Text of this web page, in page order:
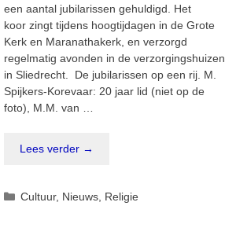
een aantal jubilarissen gehuldigd. Het
koor zingt tijdens hoogtijdagen in de Grote
Kerk en Maranathakerk, en verzorgd
regelmatig avonden in de verzorgingshuizen
in Sliedrecht. De jubilarissen op een rij. M.
Spijkers-Korevaar: 20 jaar lid (niet op de
foto), M.M. van …
Lees verder →
Categorieën
Cultuur, Nieuws, Religie